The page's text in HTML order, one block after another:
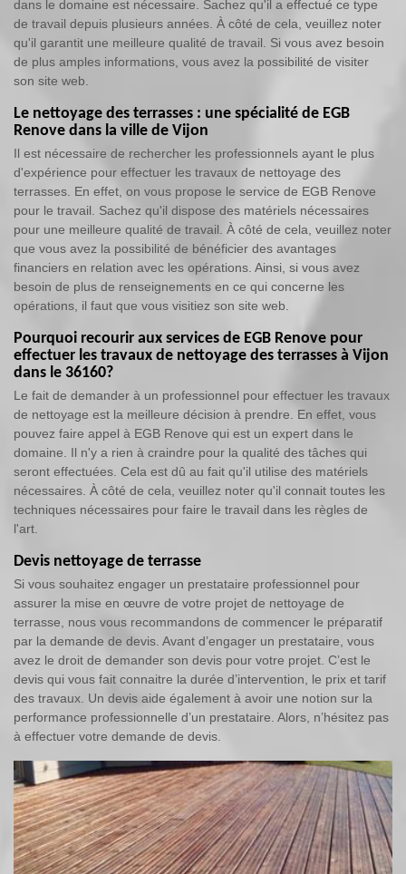
dans le domaine est nécessaire. Sachez qu'il a effectué ce type
de travail depuis plusieurs années. À côté de cela, veuillez noter
qu'il garantit une meilleure qualité de travail. Si vous avez besoin
de plus amples informations, vous avez la possibilité de visiter
son site web.
Le nettoyage des terrasses : une spécialité de EGB
Renove dans la ville de Vijon
Il est nécessaire de rechercher les professionnels ayant le plus
d'expérience pour effectuer les travaux de nettoyage des
terrasses. En effet, on vous propose le service de EGB Renove
pour le travail. Sachez qu'il dispose des matériels nécessaires
pour une meilleure qualité de travail. À côté de cela, veuillez noter
que vous avez la possibilité de bénéficier des avantages
financiers en relation avec les opérations. Ainsi, si vous avez
besoin de plus de renseignements en ce qui concerne les
opérations, il faut que vous visitiez son site web.
Pourquoi recourir aux services de EGB Renove pour
effectuer les travaux de nettoyage des terrasses à Vijon
dans le 36160?
Le fait de demander à un professionnel pour effectuer les travaux
de nettoyage est la meilleure décision à prendre. En effet, vous
pouvez faire appel à EGB Renove qui est un expert dans le
domaine. Il n'y a rien à craindre pour la qualité des tâches qui
seront effectuées. Cela est dû au fait qu'il utilise des matériels
nécessaires. À côté de cela, veuillez noter qu'il connait toutes les
techniques nécessaires pour faire le travail dans les règles de
l'art.
Devis nettoyage de terrasse
Si vous souhaitez engager un prestataire professionnel pour
assurer la mise en œuvre de votre projet de nettoyage de
terrasse, nous vous recommandons de commencer le préparatif
par la demande de devis. Avant d’engager un prestataire, vous
avez le droit de demander son devis pour votre projet. C’est le
devis qui vous fait connaitre la durée d’intervention, le prix et tarif
des travaux. Un devis aide également à avoir une notion sur la
performance professionnelle d’un prestataire. Alors, n’hésitez pas
à effectuer votre demande de devis.